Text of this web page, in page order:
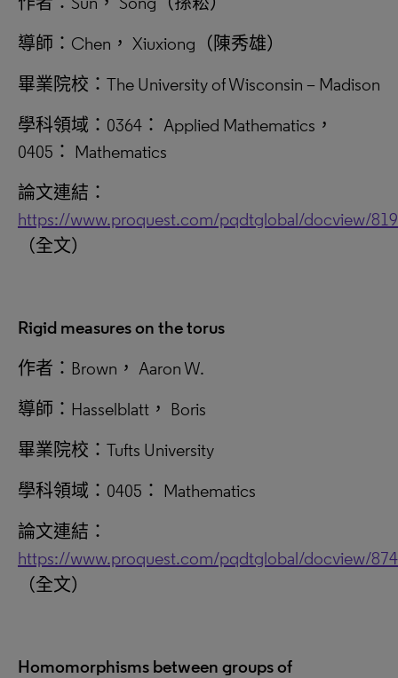
導師：Chen， Xiuxiong（陳秀雄）
畢業院校：The University of Wisconsin – Madison
學科領域：0364： Applied Mathematics，
0405： Mathematics
論文連結：
https://www.proquest.com/pqdtglobal/docview/
（全文）
Rigid measures on the torus
作者：Brown， Aaron W.
導師：Hasselblatt， Boris
畢業院校：Tufts University
學科領域：0405： Mathematics
論文連結：
https://www.proquest.com/pqdtglobal/docview/
（全文）
Homomorphisms between groups of